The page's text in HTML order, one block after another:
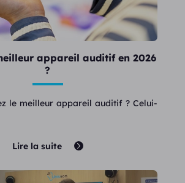
appareil auditif en 2026
?
le meilleur appareil auditif ? Celui-
Lire la suite